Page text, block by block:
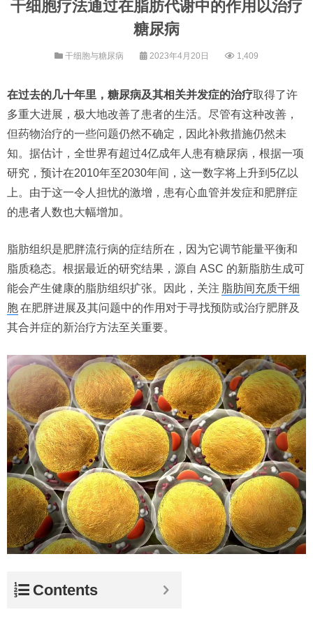
干细胞疗法通过在脂肪代谢中的作用以治疗
糖尿病
干细胞与糖尿病 2023年4月20日 1,409
在过去的几十年里，糖尿病及其相关并发症的治疗取得了许
多重大进展，极大地改善了患者的生活。尽管有这种改善，
但药物治疗的一些问题仍然不确定，因此补救措施仍然未
知。据估计，全世界有超过4亿成年人患有糖尿病，根据一项
研究，预计在2010年至2030年间，这一数字将上升到5亿以
上。由于这一令人担忧的激增，患有心血管并发症和肥胖症
的患者人数也大幅增加。
脂肪组织是肥胖流行病的症结所在，因为它调节能量平衡和
脂质稳态。根据最近的研究结果，源自 ASC 的新脂肪生成可
能会产生健康的脂肪组织扩张。因此，关注 脂肪间充质干细
胞在肥胖进展及其问题中的作用对于寻找预防或治疗肥胖及
其合并症的新治疗方法至关重要。
Contents